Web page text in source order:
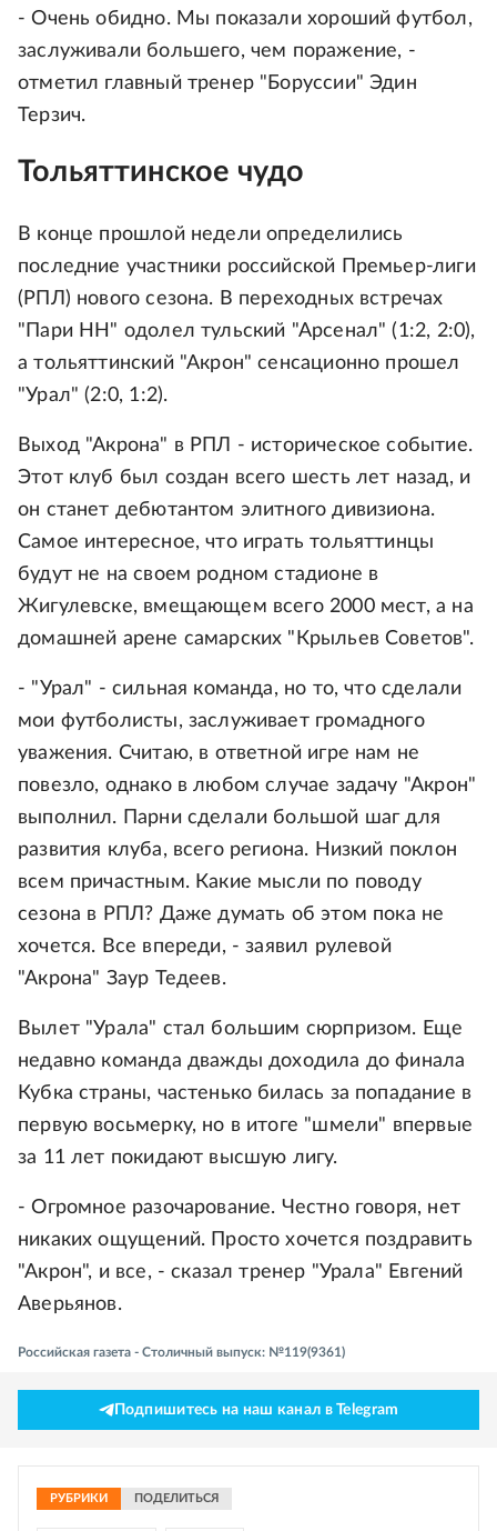
- Очень обидно. Мы показали хороший футбол,
заслуживали большего, чем поражение, -
отметил главный тренер "Боруссии" Эдин
Терзич.
Тольяттинское чудо
В конце прошлой недели определились
последние участники российской Премьер-лиги
(РПЛ) нового сезона. В переходных встречах
"Пари НН" одолел тульский "Арсенал" (1:2, 2:0),
а тольяттинский "Акрон" сенсационно прошел
"Урал" (2:0, 1:2).
Выход "Акрона" в РПЛ - историческое событие.
Этот клуб был создан всего шесть лет назад, и
он станет дебютантом элитного дивизиона.
Самое интересное, что играть тольяттинцы
будут не на своем родном стадионе в
Жигулевске, вмещающем всего 2000 мест, а на
домашней арене самарских "Крыльев Советов".
- "Урал" - сильная команда, но то, что сделали
мои футболисты, заслуживает громадного
уважения. Считаю, в ответной игре нам не
повезло, однако в любом случае задачу "Акрон"
выполнил. Парни сделали большой шаг для
развития клуба, всего региона. Низкий поклон
всем причастным. Какие мысли по поводу
сезона в РПЛ? Даже думать об этом пока не
хочется. Все впереди, - заявил рулевой
"Акрона" Заур Тедеев.
Вылет "Урала" стал большим сюрпризом. Еще
недавно команда дважды доходила до финала
Кубка страны, частенько билась за попадание в
первую восьмерку, но в итоге "шмели" впервые
за 11 лет покидают высшую лигу.
- Огромное разочарование. Честно говоря, нет
никаких ощущений. Просто хочется поздравить
"Акрон", и все, - сказал тренер "Урала" Евгений
Аверьянов.
Российская газета - Столичный выпуск: №119(9361)
Подпишитесь на наш канал в Telegram
РУБРИКИ ПОДЕЛИТЬСЯ